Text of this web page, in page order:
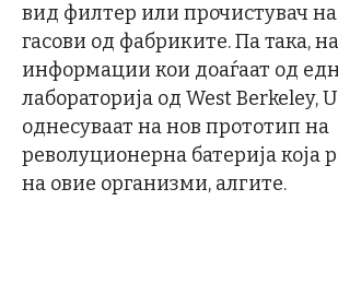
вид филтер или прочистувач
гасови од фабриките. Па така,
информации кои доаѓаат од
лабораторија од West Berkeley,
однесуваат на нов прототип на
револуционерна батерија која
на овие организми, алгите.